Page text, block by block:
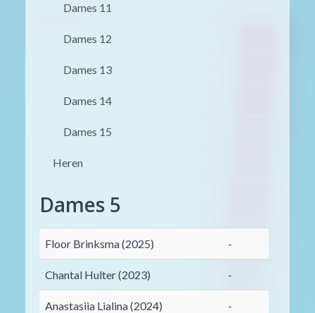
Dames 11
Dames 12
Dames 13
Dames 14
Dames 15
Heren
Dames 5
Floor Brinksma (2025) -
Chantal Hulter (2023) -
Anastasiia Lialina (2024) -